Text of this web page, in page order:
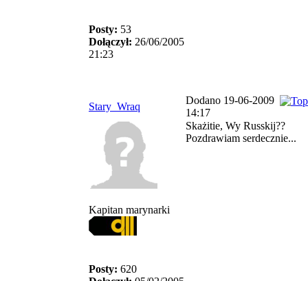
Posty: 53
Dołączył: 26/06/2005
21:23
Stary_Wraq
Dodano 19-06-2009
14:17
Kapitan marynarki
Posty: 620
Skażitie, Wy Russkij??
Pozdrawiam serdecznie...